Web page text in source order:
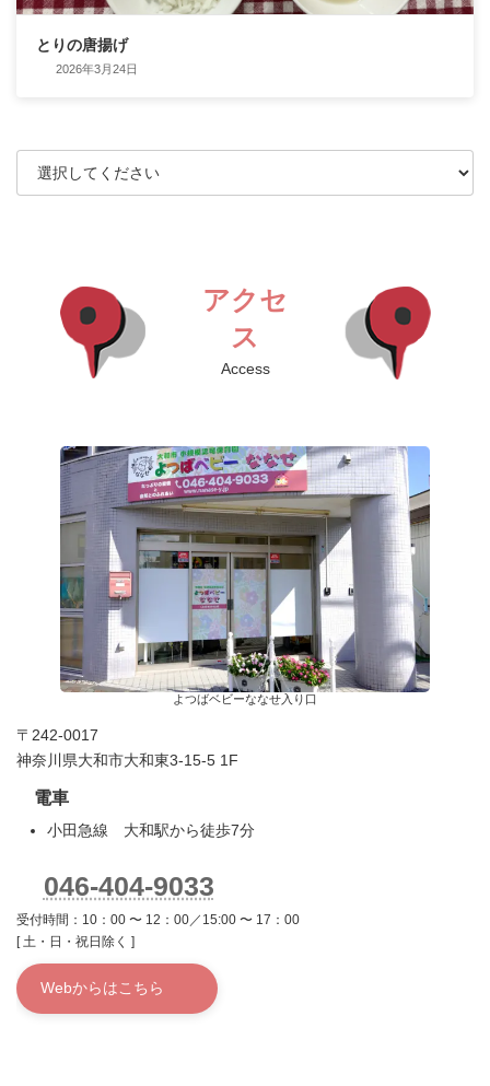
とりの唐揚げ
2026年3月24日
アクセ
ス
Access
よつばベビーななせ入り口
〒242-0017
神奈川県大和市大和東3-15-5 1F
電車
小田急線 大和駅から徒歩7分
046-404-9033
受付時間：10：00 〜 12：00／15:00 〜 17：00
[ 土・日・祝日除く ]
Webからはこちら